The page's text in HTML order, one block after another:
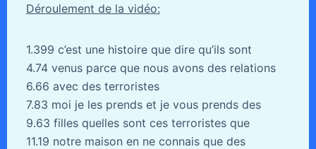
Déroulement de la vidéo:
1.399 c’est une histoire que dire qu’ils sont
4.74 venus parce que nous avons des relations
6.66 avec des terroristes
7.83 moi je les prends et je vous prends des
9.63 filles quelles sont ces terroristes que
11.19 notre maison en ne connais que des